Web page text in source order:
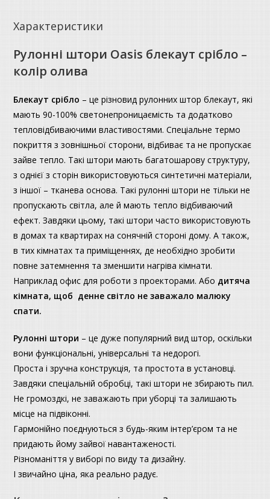
Характеристики
Рулонні штори Oasis блекаут срібло –
колір олива
Блекаут срібло – це різновид рулонних штор блекаут, які
мають 90-100% светонепроницаємість та додатково
тепловідбиваючими властивостями. Спеціальне термо
покриття з зовнішньої сторони, відбиває та не пропускає
зайве тепло. Такі штори мають багатошарову структуру,
з однієї з сторін використовуються синтетичні матеріали,
з іншої – тканева основа. Такі рулонні штори не тільки не
пропускають світла, але й мають тепло відбиваючий
ефект. Завдяки цьому, такі штори часто використовують
в домах та квартирах на сонячній стороні дому. А також,
в тих кімнатах та приміщеннях, де необхідно зробити
повне затемнення та зменшити нагріва кімнати.
Наприклад офис для роботи з проекторами. Або дитяча
кімната, щоб денне світло не заважало малюку
спати.
Рулонні штори – це дуже популярний вид штор, оскільки
вони функціональні, універсальні та недорогі.
Проста і зручна конструкція, та простота в установці.
Завдяки спеціальній обробці, такі штори не збирають пил.
Не громоздкі, не заважають при уборці та залишають
місце на підвіконні.
Гармонійно поєднуються з будь-яким інтер’єром та не
придають йому зайвої навантаженості.
Різноманіття у виборі по виду та дизайну.
І звичайно ціна, яка реально радує.